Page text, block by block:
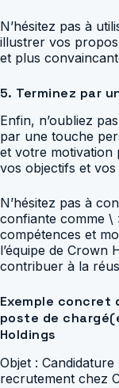
N’hésitez pas à
illustrer vos
et plus
5. Terminez par
Enfin, n’oubliez
par une touche
et votre motivation
vos objectifs et vos
N’hésitez pas à
confiante comme \
compétences et
l’équipe de Crown
contribuer à la
Exemple concret
poste de
Holdings
Objet :
recrutement chez